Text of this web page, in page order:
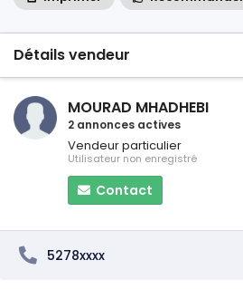
Détails vendeur
MOURAD MHADHEBI
2 annonces actives
Vendeur particulier
Utilisateur non enregistré
Contact
5278xxxx